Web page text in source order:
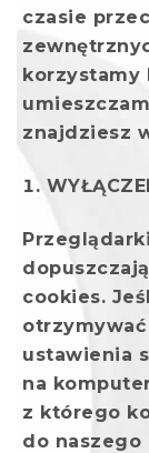
czasie
korzystamy
znajdziesz
cookies.
ustawienia
na
z którego
do naszego